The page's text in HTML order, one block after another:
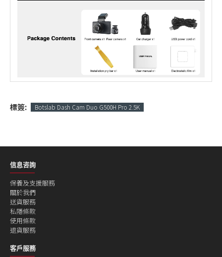
標簽: Botslab Dash Cam Duo G500H Pro 2.5K
信息咨詢
保養及支援服務
關於我們
送貨服務
私隱條款
使用條款
退貨服務
客戶服務